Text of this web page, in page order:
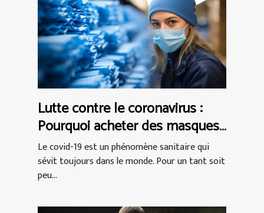
Lutte contre le coronavirus :
Pourquoi acheter des masques
de protection AFNOR ?
Le covid-19 est un phénomène sanitaire qui
sévit toujours dans le monde. Pour un tant soit
peu...